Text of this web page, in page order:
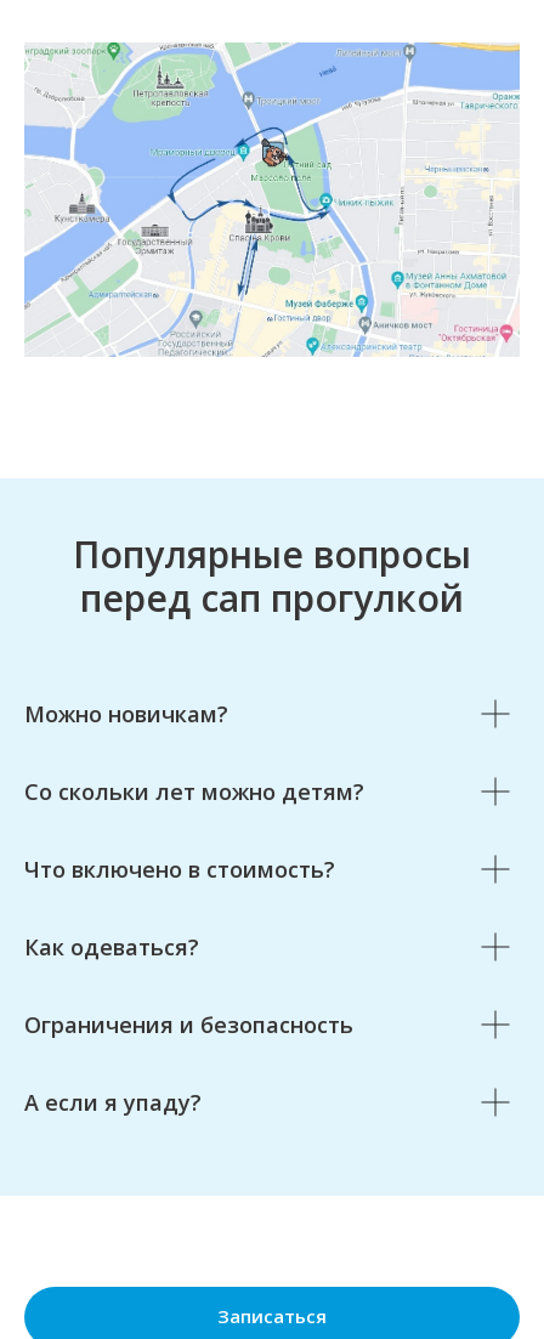
Отзывы учеников
Фото и видео
Популярные вопросы
перед сап прогулкой
Можно новичкам?
Со скольки лет можно детям?
Что включено в стоимость?
Как одеваться?
Ограничения и безопасность
А если я упаду?
Записаться